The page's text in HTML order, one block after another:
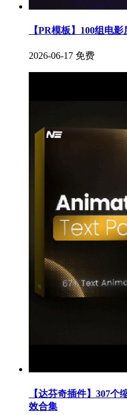
【PR模板】100组电
2026-06-17 免费
【达芬奇插件】307
效合集